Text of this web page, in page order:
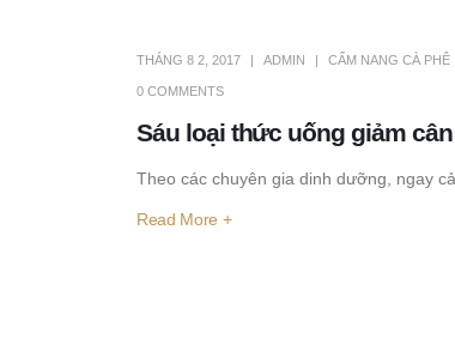
Sáu loại thức uống giảm
THÁNG 8 2, 2017 ADMIN CẨM NANG CÀ PHÊ
0 COMMENTS
Theo các chuyên gia dinh dưỡng, ngay
Read More +